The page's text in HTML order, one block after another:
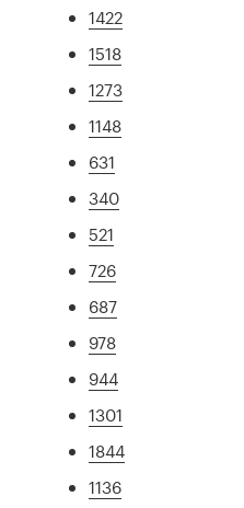
1422
1518
1273
1148
631
340
521
726
687
978
944
1301
1844
1136